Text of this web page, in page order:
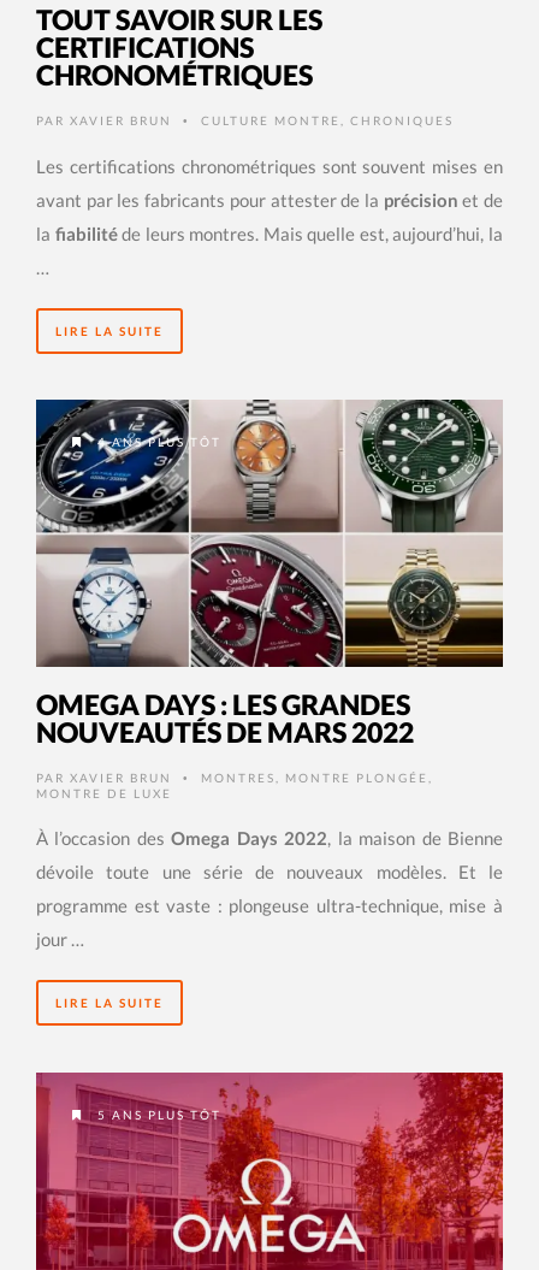
TOUT SAVOIR SUR LES
CERTIFICATIONS
CHRONOMÉTRIQUES
PAR XAVIER BRUN • CULTURE MONTRE CHRONIQUES
Les certifications chronométriques sont souvent mises en
avant par les fabricants pour attester de la précision et de
la fiabilitéde leurs montres. Mais quelle est, aujourd’hui, la
…
LIRE LA SUITE
4 ANS PLUS TÔT
OMEGA DAYS : LES GRANDES
NOUVEAUTÉS DE MARS 2022
PAR XAVIER BRUN • MONTRES MONTRE PLONGÉE
MONTRE DE LUXE
À l’occasion desOmega Days 2022, la maison de Bienne
dévoile toute une série de nouveaux modèles. Et le
programme est vaste : plongeuse ultra-technique, mise à
jour …
LIRE LA SUITE
5 ANS PLUS TÔT